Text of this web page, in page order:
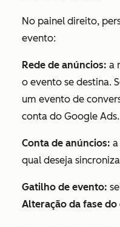
No painel direito,
evento:
Rede de anúncios: a
o evento se destina.
um evento de
conta do Google Ads.
Conta de anúncios: a
qual deseja
Gatilho de evento:
Alteração da fase do